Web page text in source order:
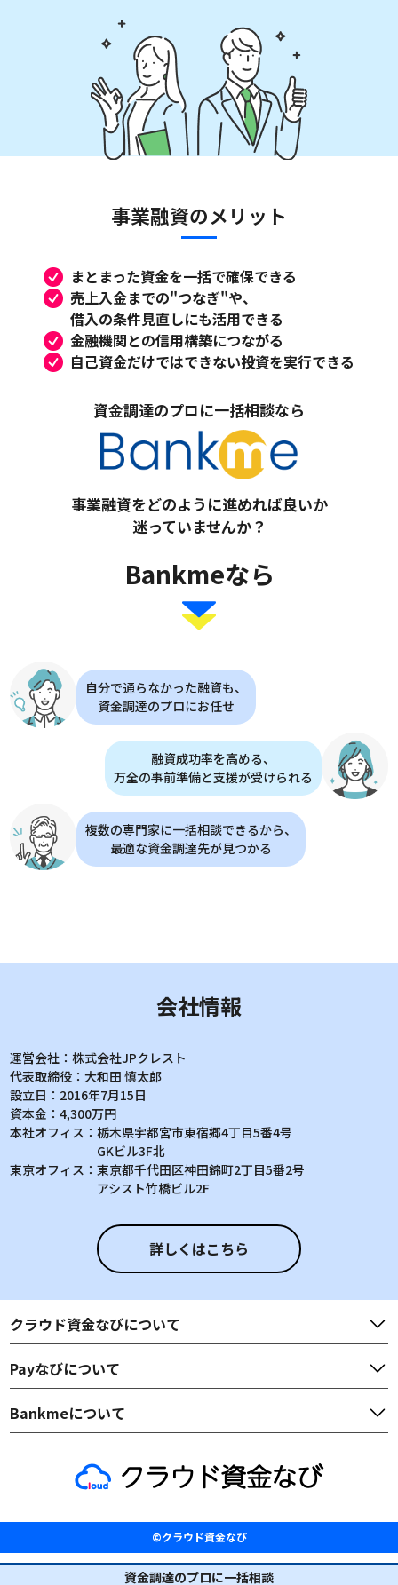
事業融資のメリット
まとまった資金を一括で確保できる
売上入金までの"つなぎ"や、
借入の条件見直しにも活用できる
金融機関との信用構築につながる
自己資金だけではできない投資を実行できる
資金調達のプロに一括相談なら
事業融資をどのように進めれば良いか
迷っていませんか？
Bankmeなら
自分で通らなかった融資も、
資金調達のプロにお任せ
融資成功率を高める、
万全の事前準備と支援が受けられる
複数の専門家に一括相談できるから、
最適な資金調達先が見つかる
会社情報
運営会社：株式会社JPクレスト
代表取締役：大和田 慎太郎
設立日： 2016年7月15日
資本金：4,300万円
本社オフィス：栃木県宇都宮市東宿郷4丁目5番4号
GKビル3F北
東京オフィス：東京都千代田区神田錦町2丁目5番2号
アシスト竹橋ビル2F
詳しくはこちら
クラウド資金なびについて
Payなびについて
Bankmeについて
©クラウド資金なび
資金調達のプロに一括相談